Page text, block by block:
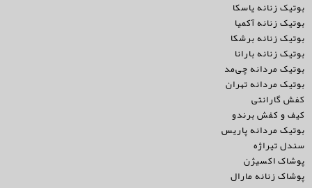
بوتیک زنانه یاسکا
بوتیک زنانه آکمیا
بوتیک زنانه برشکا
بوتیک زنانه بارانا
بوتیک مردانه چی‌مد
بوتیک مردانه تهران
کفش گارانتی
کیف و کفش برندو
بوتیک مردانه پاریس
سندل تیراژه
پوشاک اکسیژن
پوشاک زنانه مارال